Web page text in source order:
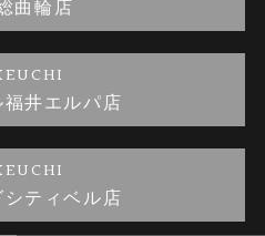
曲輪店
井エルパ店
ティベル店